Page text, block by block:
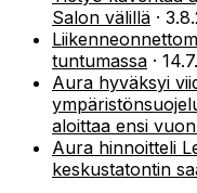
Salon välillä ·
tuntumassa ·
Aura hyväksyi
aloittaa ensi
Aura hinnoitteli
keskustatontin